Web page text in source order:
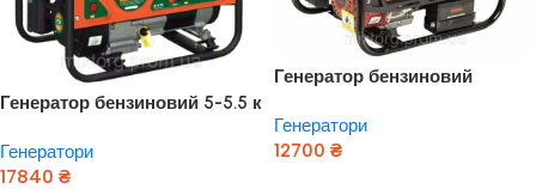
Генератор бензиновий 5-5.5 к
(GRAD)
Генератори
17840 ₴
Генератор бензиновий
Оригінал!!)
Генератори
12700 ₴